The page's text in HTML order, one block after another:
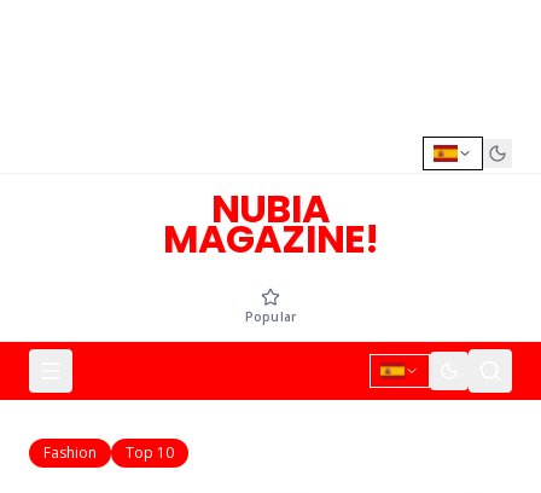
NUBIA
MAGAZINE!
Popular
Fashion Top 10